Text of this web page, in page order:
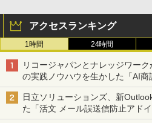
アクセスランキング
1時間 24時間
リコージャパンとナレッジワー
の実践ノウハウを生かした「AI
日立ソリューションズ、新
た「活文 メール誤送信防止アド